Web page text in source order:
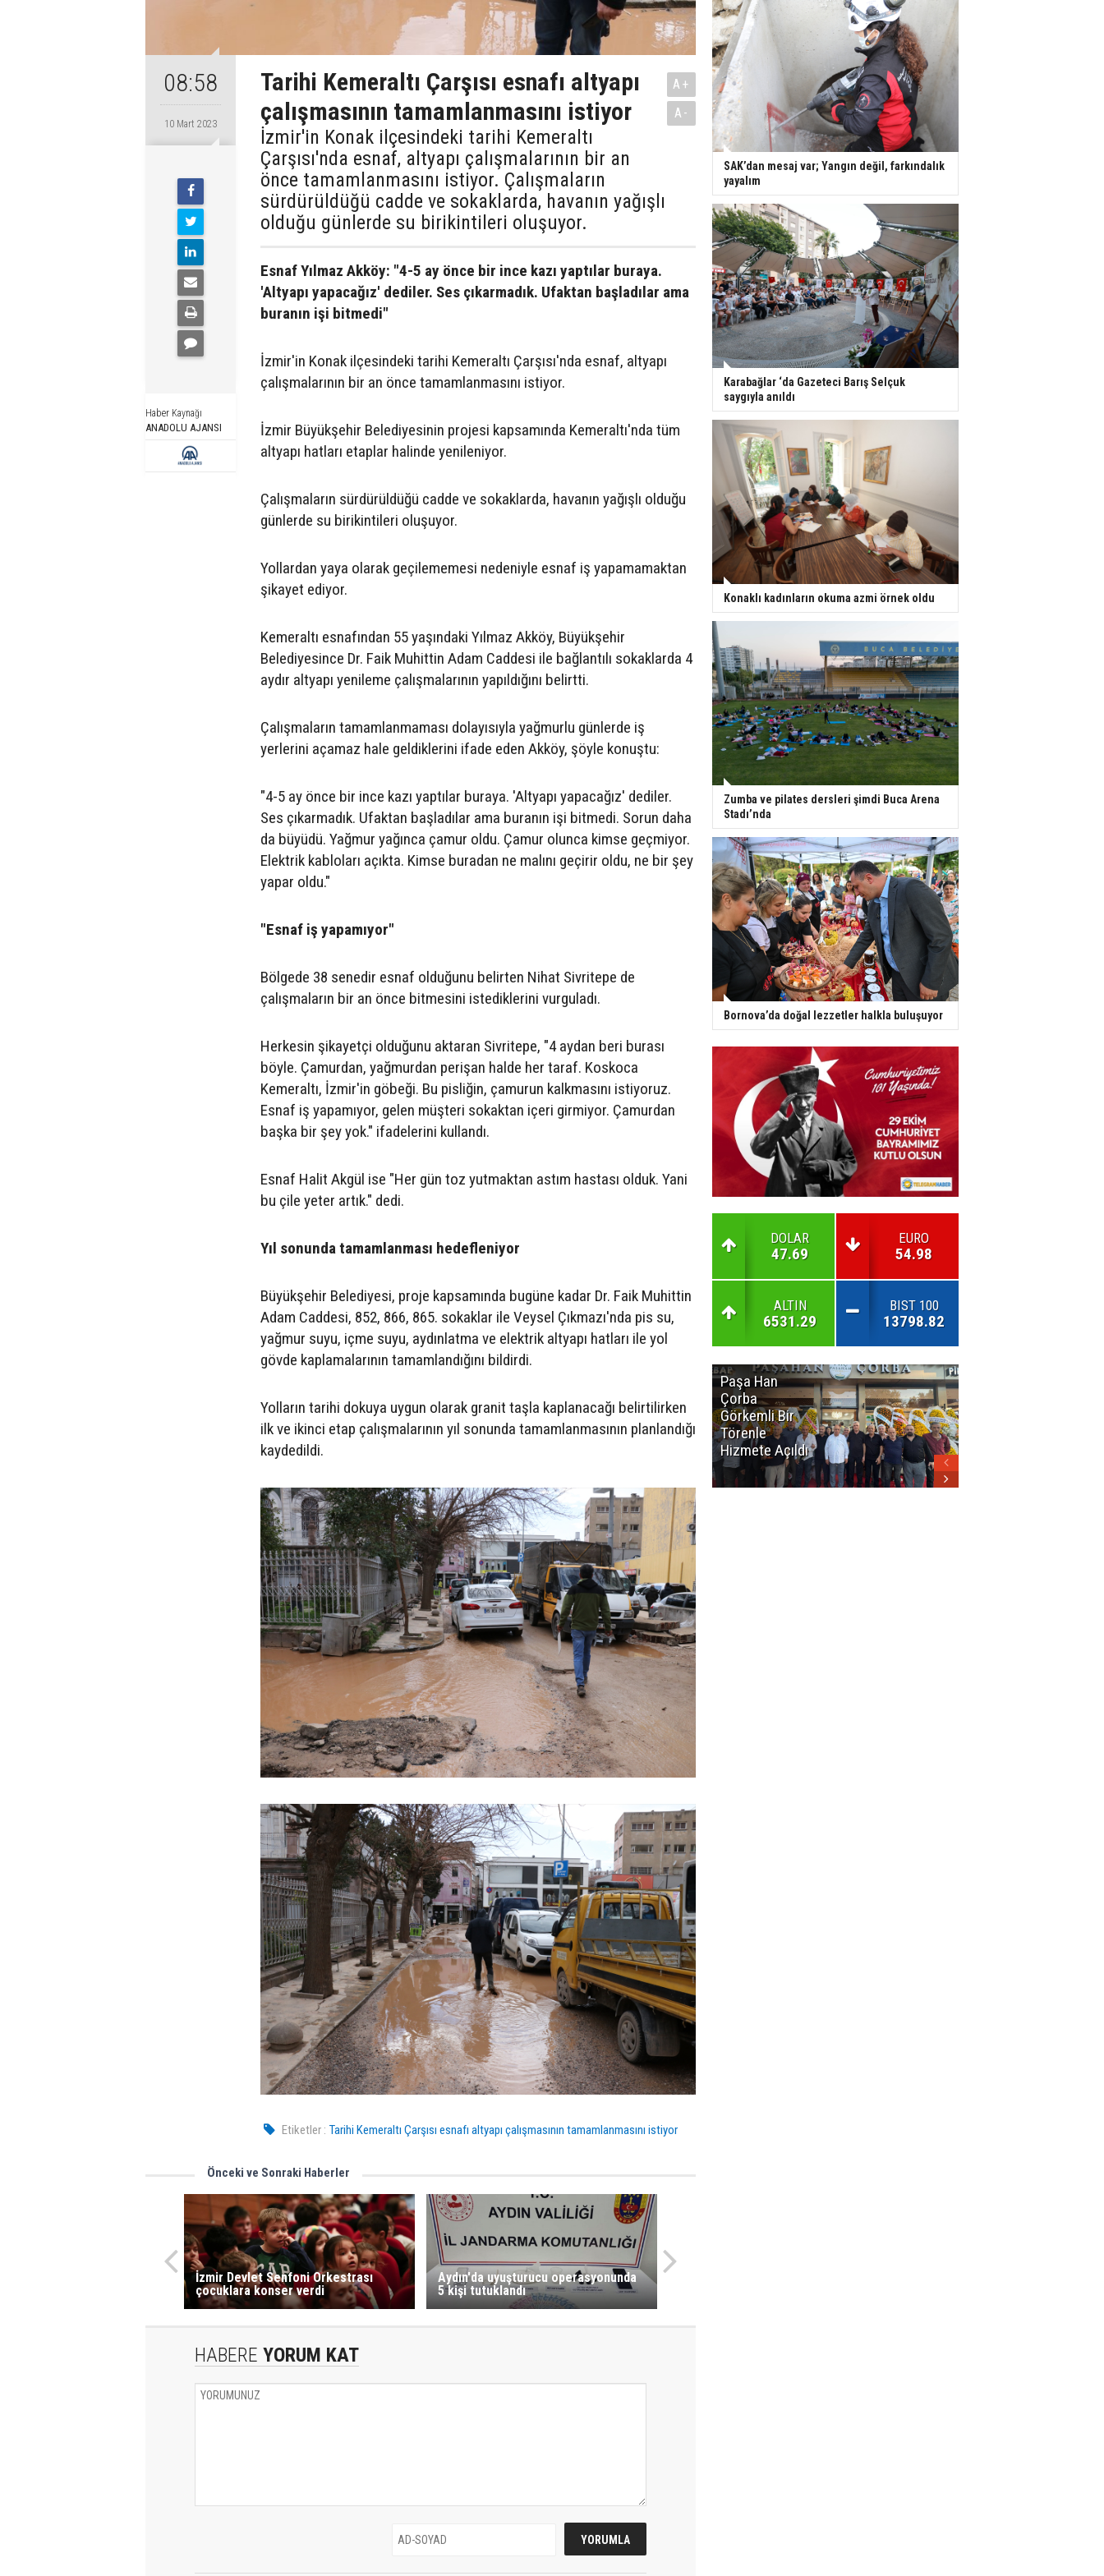
08:58
10 Mart 2023
Haber Kaynağı
ANADOLU AJANSI
Tarihi Kemeraltı Çarşısı esnafı altyapı
çalışmasının tamamlanmasını istiyor
İzmir'in Konak ilçesindeki tarihi Kemeraltı
Çarşısı'nda esnaf, altyapı çalışmalarının bir an
önce tamamlanmasını istiyor. Çalışmaların
sürdürüldüğü cadde ve sokaklarda, havanın yağışlı
olduğu günlerde su birikintileri oluşuyor.
A+
A-
Esnaf Yılmaz Akköy: "4-5 ay önce bir ince kazı yaptılar buraya.
'Altyapı yapacağız' dediler. Ses çıkarmadık. Ufaktan başladılar ama
buranın işi bitmedi"
İzmir'in Konak ilçesindeki tarihi Kemeraltı Çarşısı'nda esnaf, altyapı
çalışmalarının bir an önce tamamlanmasını istiyor.
İzmir Büyükşehir Belediyesinin projesi kapsamında Kemeraltı'nda tüm
altyapı hatları etaplar halinde yenileniyor.
Çalışmaların sürdürüldüğü cadde ve sokaklarda, havanın yağışlı olduğu
günlerde su birikintileri oluşuyor.
Yollardan yaya olarak geçilememesi nedeniyle esnaf iş yapamamaktan
şikayet ediyor.
Kemeraltı esnafından 55 yaşındaki Yılmaz Akköy, Büyükşehir
Belediyesince Dr. Faik Muhittin Adam Caddesi ile bağlantılı sokaklarda 4
aydır altyapı yenileme çalışmalarının yapıldığını belirtti.
Çalışmaların tamamlanmaması dolayısıyla yağmurlu günlerde iş
yerlerini açamaz hale geldiklerini ifade eden Akköy, şöyle konuştu:
"4-5 ay önce bir ince kazı yaptılar buraya. 'Altyapı yapacağız' dediler.
Ses çıkarmadık. Ufaktan başladılar ama buranın işi bitmedi. Sorun daha
da büyüdü. Yağmur yağınca çamur oldu. Çamur olunca kimse geçmiyor.
Elektrik kabloları açıkta. Kimse buradan ne malını geçirir oldu, ne bir şey
yapar oldu."
"Esnaf iş yapamıyor"
Bölgede 38 senedir esnaf olduğunu belirten Nihat Sivritepe de
çalışmaların bir an önce bitmesini istediklerini vurguladı.
Herkesin şikayetçi olduğunu aktaran Sivritepe, "4 aydan beri burası
böyle. Çamurdan, yağmurdan perişan halde her taraf. Koskoca
Kemeraltı, İzmir'in göbeği. Bu pisliğin, çamurun kalkmasını istiyoruz.
Esnaf iş yapamıyor, gelen müşteri sokaktan içeri girmiyor. Çamurdan
başka bir şey yok." ifadelerini kullandı.
Esnaf Halit Akgül ise "Her gün toz yutmaktan astım hastası olduk. Yani
bu çile yeter artık." dedi.
Yıl sonunda tamamlanması hedefleniyor
Büyükşehir Belediyesi, proje kapsamında bugüne kadar Dr. Faik Muhittin
Adam Caddesi, 852, 866, 865. sokaklar ile Veysel Çıkmazı'nda pis su,
yağmur suyu, içme suyu, aydınlatma ve elektrik altyapı hatları ile yol
gövde kaplamalarının tamamlandığını bildirdi.
Yolların tarihi dokuya uygun olarak granit taşla kaplanacağı belirtilirken
ilk ve ikinci etap çalışmalarının yıl sonunda tamamlanmasının planlandığı
kaydedildi.
Etiketler : Tarihi Kemeraltı Çarşısı esnafı altyapı çalışmasının tamamlanmasını istiyor
Önceki ve Sonraki Haberler
İzmir Devlet Senfoni Orkestrası
çocuklara konser verdi
Aydın'da uyuşturucu operasyonunda
5 kişi tutuklandı
HABERE YORUM KAT
SAK’dan mesaj var; Yangın değil, farkındalık
yayalım
Karabağlar ‘da Gazeteci Barış Selçuk
saygıyla anıldı
Konaklı kadınların okuma azmi örnek oldu
Zumba ve pilates dersleri şimdi Buca Arena
Stadı’nda
Bornova’da doğal lezzetler halkla buluşuyor
DOLAR
47.69
EURO
54.98
ALTIN
6531.29
BIST 100
13798.82
Paşa Han
Çorba
Görkemli Bir
Törenle
Hizmete Açıldı